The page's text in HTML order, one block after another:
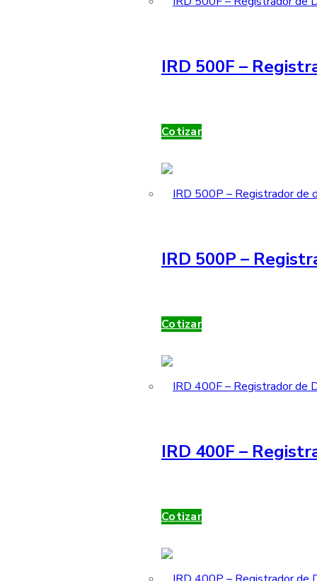
IRD 500F –
Cotizar
IRD 500P –
Cotizar
IRD 400F –
Cotizar